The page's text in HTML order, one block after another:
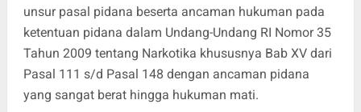
unsur pasal pidana beserta ancaman hukuman pada
ketentuan pidana dalam Undang-Undang RI Nomor 35
Tahun 2009 tentang Narkotika khususnya Bab XV dari
Pasal 111 s/d Pasal 148 dengan ancaman pidana
yang sangat berat hingga hukuman mati.